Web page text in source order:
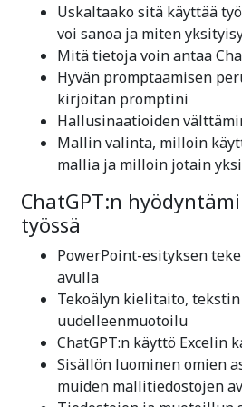
Uskaltaako sitä käyttää
voi sanoa ja miten
Mitä tietoja voin antaa
Hyvän promptaamisen
kirjoitan promptini
Hallusinaatioiden
Mallin valinta, milloin
mallia ja milloin jotain
ChatGPT:n
työssä
PowerPoint-esityksen
avulla
Tekoälyn kielitaito,
uudelleenmuotoilu
ChatGPT:n käyttö Excelin
Sisällön luominen omien
muiden mallitiedostojen